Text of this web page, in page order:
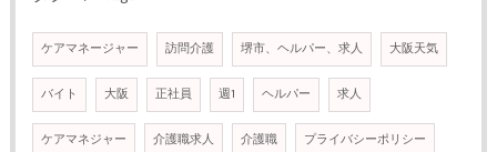
ケアマネージャー 訪問介護 堺市、ヘルパー、求人 大阪天気
バイト 大阪 正社員 週1 ヘルパー 求人
ケアマネジャー 介護職求人 介護職 プライバシーポリシー